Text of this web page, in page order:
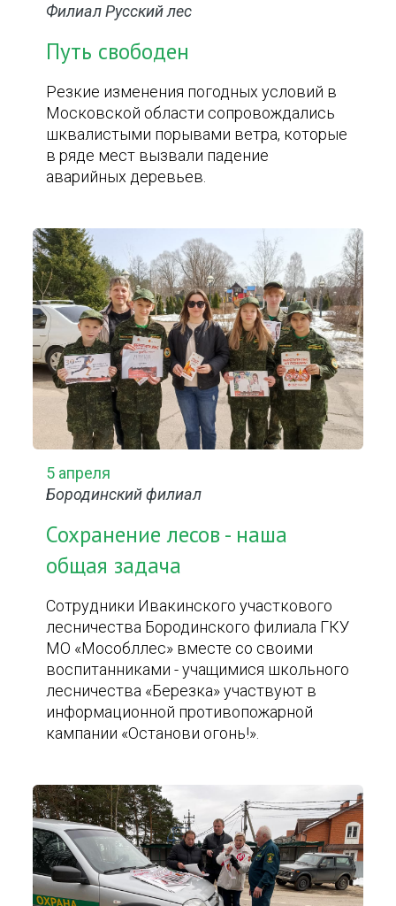
Филиал Русский лес
Путь свободен
Резкие изменения погодных условий в
Московской области сопровождались
шквалистыми порывами ветра, которые
в ряде мест вызвали падение
аварийных деревьев.
5 апреля
Бородинский филиал
Сохранение лесов - наша
общая задача
Сотрудники Ивакинского участкового
лесничества Бородинского филиала ГКУ
МО «Мособллес» вместе со своими
воспитанниками - учащимися школьного
лесничества «Березка» участвуют в
информационной противопожарной
кампании «Останови огонь!».